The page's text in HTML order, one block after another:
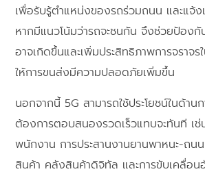
เพื่อรับรู้ตำแหน่งของรถร่วมถนน และแจ้
หากมีแนวโน้มว่ารถจะชนกัน จึงช่วยป้อง
อาจเกิดขึ้นและเพิ่มประสิทธิภาพการจราจร
ให้การขนส่งมีความปลอดภัยเพิ่มขึ้น
นอกจากนี้ 5G สามารถใช้ประโยชน์ในด้า
ต้องการตอบสนองรวดเร็วแทบจะทันที เช่
พนักงาน การประสานงานยานพาหนะ-ถน
สินค้า คลังสินค้าดิจิทัล และการขับเคลื่อน